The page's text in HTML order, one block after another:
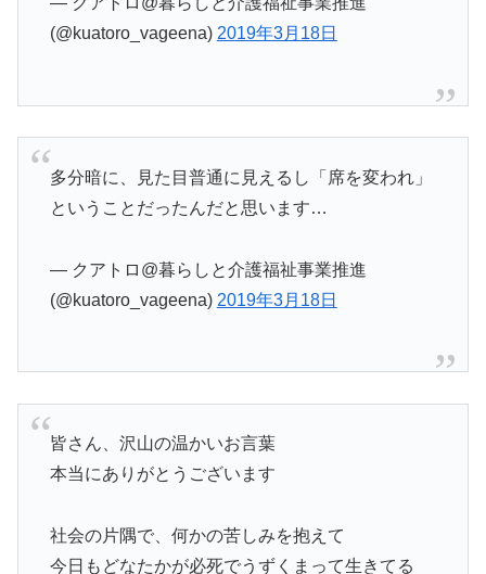
(@kuatoro_vageena) 2019年3月18日
多分暗に、見た目普通に見えるし「席を変われ」
ということだったんだと思います…
— クアトロ@暮らしと介護福祉事業推進
(@kuatoro_vageena) 2019年3月18日
皆さん、沢山の温かいお言葉
本当にありがとうございます
社会の片隅で、何かの苦しみを抱えて
今日もどなたかが必死でうずくまって生きてる